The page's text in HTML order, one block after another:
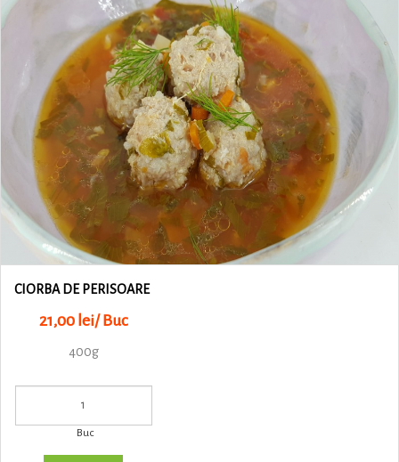
CIORBA DE PERISOARE
21,00 lei/ Buc
400g
Buc